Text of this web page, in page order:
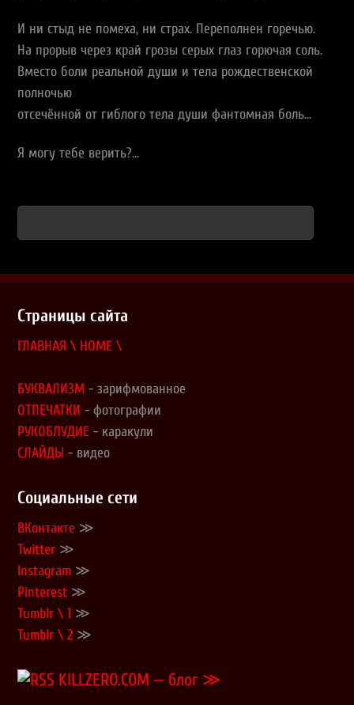
И ни стыд не помеха, ни страх. Переполнен горечью.
На прорыв через край грозы серых глаз горючая соль.
Вместо боли реальной души и тела рождественской
полночью
отсечённой от гиблого тела души фантомная боль…
Я могу тебе верить?…
Страницы сайта
ГЛАВНАЯ \ HOME \
БУКВАЛИЗМ - зарифмованное
ОТПЕЧАТКИ - фотографии
РУКОБЛУДИЕ - каракули
СЛАЙДЫ - видео
Социальные сети
ВКонтакте ≫
Twitter ≫
Instagram ≫
Pinterest ≫
Tumblr \ 1 ≫
Tumblr \ 2 ≫
KILLZERO.COM — блог ≫